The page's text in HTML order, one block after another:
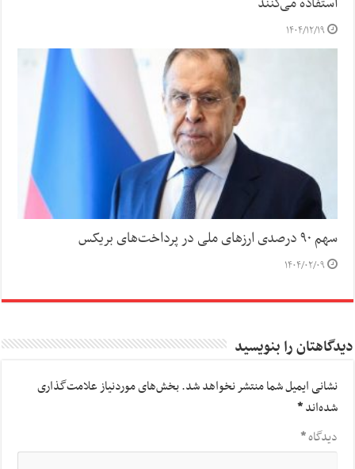
۱۴۰۴/۱۲/۱۹
سهم ۹۰ درصدی ارزهای ملی در پرداخت‌های بریکس
۱۴۰۴/۰۲/۰۹
دیدگاهتان را بنویسید
نشانی ایمیل شما منتشر نخواهد شد.بخش‌های موردنیاز علامت‌گذاری
شده‌اند*
دیدگاه*